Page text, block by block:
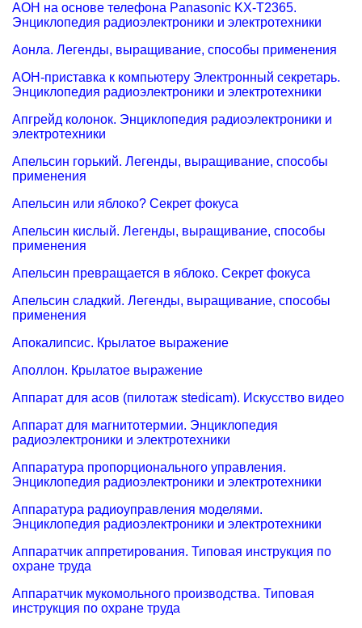
АОН на основе телефона Panasonic KX-T2365.
Энциклопедия радиоэлектроники и электротехники
Аонла. Легенды, выращивание, способы применения
АОН-приставка к компьютеру Электронный секретарь.
Энциклопедия радиоэлектроники и электротехники
Апгрейд колонок. Энциклопедия радиоэлектроники и
электротехники
Апельсин горький. Легенды, выращивание, способы
применения
Апельсин или яблоко? Секрет фокуса
Апельсин кислый. Легенды, выращивание, способы
применения
Апельсин превращается в яблоко. Секрет фокуса
Апельсин сладкий. Легенды, выращивание, способы
применения
Апокалипсис. Крылатое выражение
Аполлон. Крылатое выражение
Аппарат для асов (пилотаж stedicam). Искусство видео
Аппарат для магнитотермии. Энциклопедия
радиоэлектроники и электротехники
Аппаратура пропорционального управления.
Энциклопедия радиоэлектроники и электротехники
Аппаратура радиоуправления моделями.
Энциклопедия радиоэлектроники и электротехники
Аппаратчик аппретирования. Типовая инструкция по
охране труда
Аппаратчик мукомольного производства. Типовая
инструкция по охране труда